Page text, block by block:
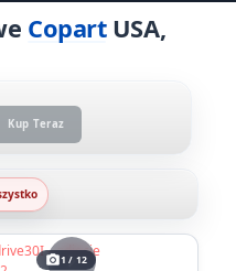
CopartUSA,
Kup Teraz
chevron_right
photo_camera1 / 12